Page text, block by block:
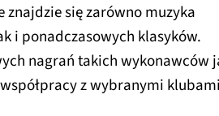
znajdzie się zarówno muzyka
i ponadczasowych klasyków.
nagrań takich wykonawców
z wybranymi